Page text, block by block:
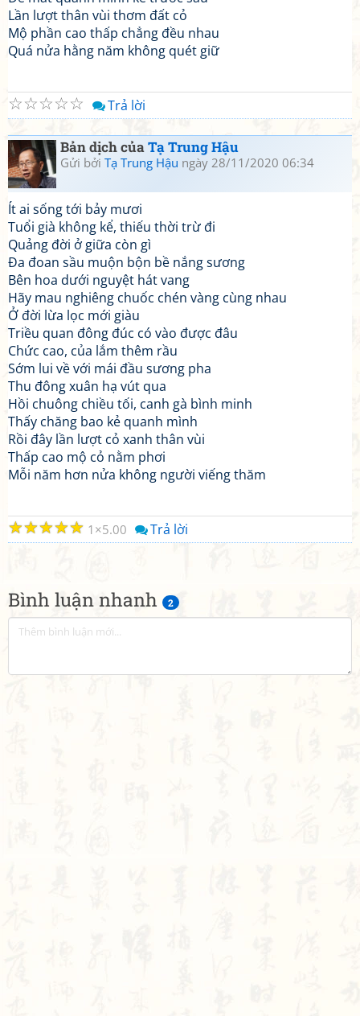
Bình luận nhanh 2
Lần lượt thân vùi thơm đất cỏ
Mộ phần cao thấp chẳng đều nhau
Quá nửa hằng năm không quét giữ
☆
☆
☆
☆
☆ Trả lời
Bản dịch củaTạ Trung Hậu
Gửi bởi Tạ Trung Hậu ngày 28/11/2020 06:34
Ít ai sống tới bảy mươi
Tuổi già không kể, thiếu thời trừ đi
Quảng đời ở giữa còn gì
Đa đoan sầu muộn bộn bề nắng sương
Bên hoa dưới nguyệt hát vang
Hãy mau nghiêng chuốc chén vàng cùng nhau
Ở đời lừa lọc mới giàu
Triều quan đông đúc có vào được đâu
Chức cao, của lắm thêm rầu
Sớm lui về với mái đầu sương pha
Thu đông xuân hạ vút qua
Hồi chuông chiều tối, canh gà bình minh
Thấy chăng bao kẻ quanh mình
Rồi đây lần lượt cỏ xanh thân vùi
Thấp cao mộ cỏ nằm phơi
Mỗi năm hơn nửa không người viếng thăm
☆
☆
☆
☆
☆ 1 5.00 Trả lời